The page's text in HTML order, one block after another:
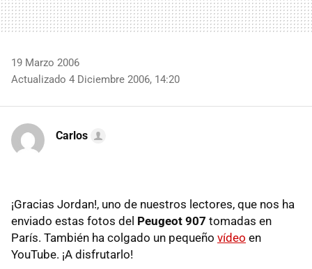
19 Marzo 2006
Actualizado 4 Diciembre 2006, 14:20
Carlos
¡Gracias Jordan!, uno de nuestros lectores, que nos ha
enviado estas fotos del Peugeot 907 tomadas en
París. También ha colgado un pequeño vídeo en
YouTube. ¡A disfrutarlo!